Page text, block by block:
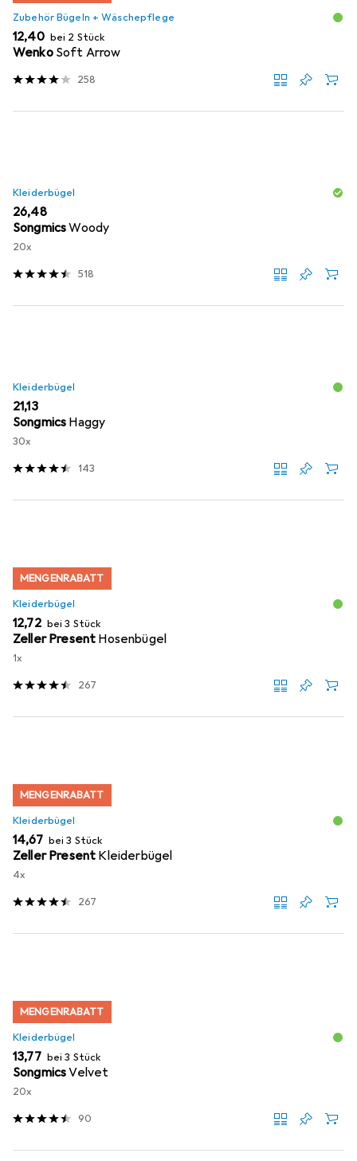
Zubehör Bügeln + Wäschepflege
EUR
12,40 bei 2 Stück
Wenko Soft Arrow
258
Kleiderbügel
EUR
26,48
SongmicsWoody
20x
518
Kleiderbügel
EUR
21,13
Songmics Haggy
30x
143
MENGENRABATT
Kleiderbügel
EUR
12,72 bei 3 Stück
Zeller Present Hosenbügel
1x
267
MENGENRABATT
Kleiderbügel
EUR
14,67 bei 3 Stück
Zeller Present Kleiderbügel
4x
267
MENGENRABATT
Kleiderbügel
EUR
13,77 bei 3 Stück
SongmicsVelvet
20x
90